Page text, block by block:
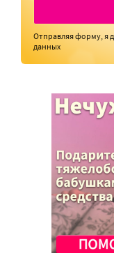
Отправляя форму, я
данных